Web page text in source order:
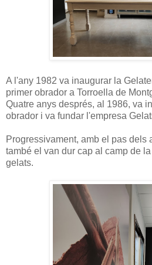
A l'any 1982 va inaugurar la
primer obrador a Torroella de
Quatre anys després, al 1986, va
obrador i va fundar l'empresa
Progressivament, amb el pas dels
també el van dur cap al camp de
gelats.